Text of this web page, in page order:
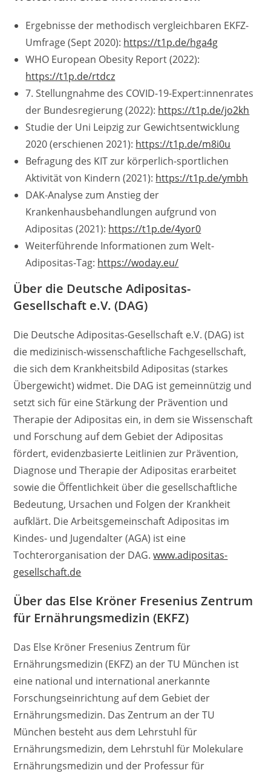
Ergebnisse der methodisch vergleichbaren EKFZ-
Umfrage (Sept 2020): https://t1p.de/hga4g
WHO European Obesity Report (2022):
https://t1p.de/rtdcz
7. Stellungnahme des COVID-19-Expert:innenrates
der Bundesregierung (2022): https://t1p.de/jo2kh
Studie der Uni Leipzig zur Gewichtsentwicklung
2020 (erschienen 2021): https://t1p.de/m8i0u
Befragung des KIT zur körperlich-sportlichen
Aktivität von Kindern (2021): https://t1p.de/ymbh
DAK-Analyse zum Anstieg der
Krankenhausbehandlungen aufgrund von
Adipositas (2021): https://t1p.de/4yor0
Weiterführende Informationen zum Welt-
Adipositas-Tag: https://woday.eu/
Über die Deutsche Adipositas-
Gesellschaft e.V. (DAG)
Die Deutsche Adipositas-Gesellschaft e.V. (DAG) ist
die medizinisch-wissenschaftliche Fachgesellschaft,
die sich dem Krankheitsbild Adipositas (starkes
Übergewicht) widmet. Die DAG ist gemeinnützig und
setzt sich für eine Stärkung der Prävention und
Therapie der Adipositas ein, in dem sie Wissenschaft
und Forschung auf dem Gebiet der Adipositas
fördert, evidenzbasierte Leitlinien zur Prävention,
Diagnose und Therapie der Adipositas erarbeitet
sowie die Öffentlichkeit über die gesellschaftliche
Bedeutung, Ursachen und Folgen der Krankheit
aufklärt. Die Arbeitsgemeinschaft Adipositas im
Kindes- und Jugendalter (AGA) ist eine
Tochterorganisation der DAG.www.adipositas-
gesellschaft.de
Über das Else Kröner Fresenius Zentrum
für Ernährungsmedizin (EKFZ)
Das Else Kröner Fresenius Zentrum für
Ernährungsmedizin (EKFZ) an der TU München ist
eine national und international anerkannte
Forschungseinrichtung auf dem Gebiet der
Ernährungsmedizin. Das Zentrum an der TU
München besteht aus dem Lehrstuhl für
Ernährungsmedizin, dem Lehrstuhl für Molekulare
Ernährungsmedizin und der Professur für